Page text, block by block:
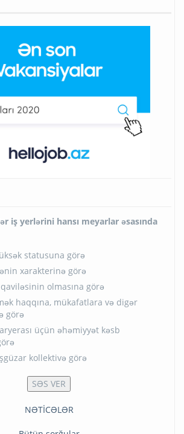
iş yerlərini hansı meyarlar əsasında
statusuna görə
xarakterinə görə
olmasına görə
haqqına, mükafatlara və digər
görə
üçün əhəmiyyət kəsb
kollektivə görə
NƏTİCƏLƏR